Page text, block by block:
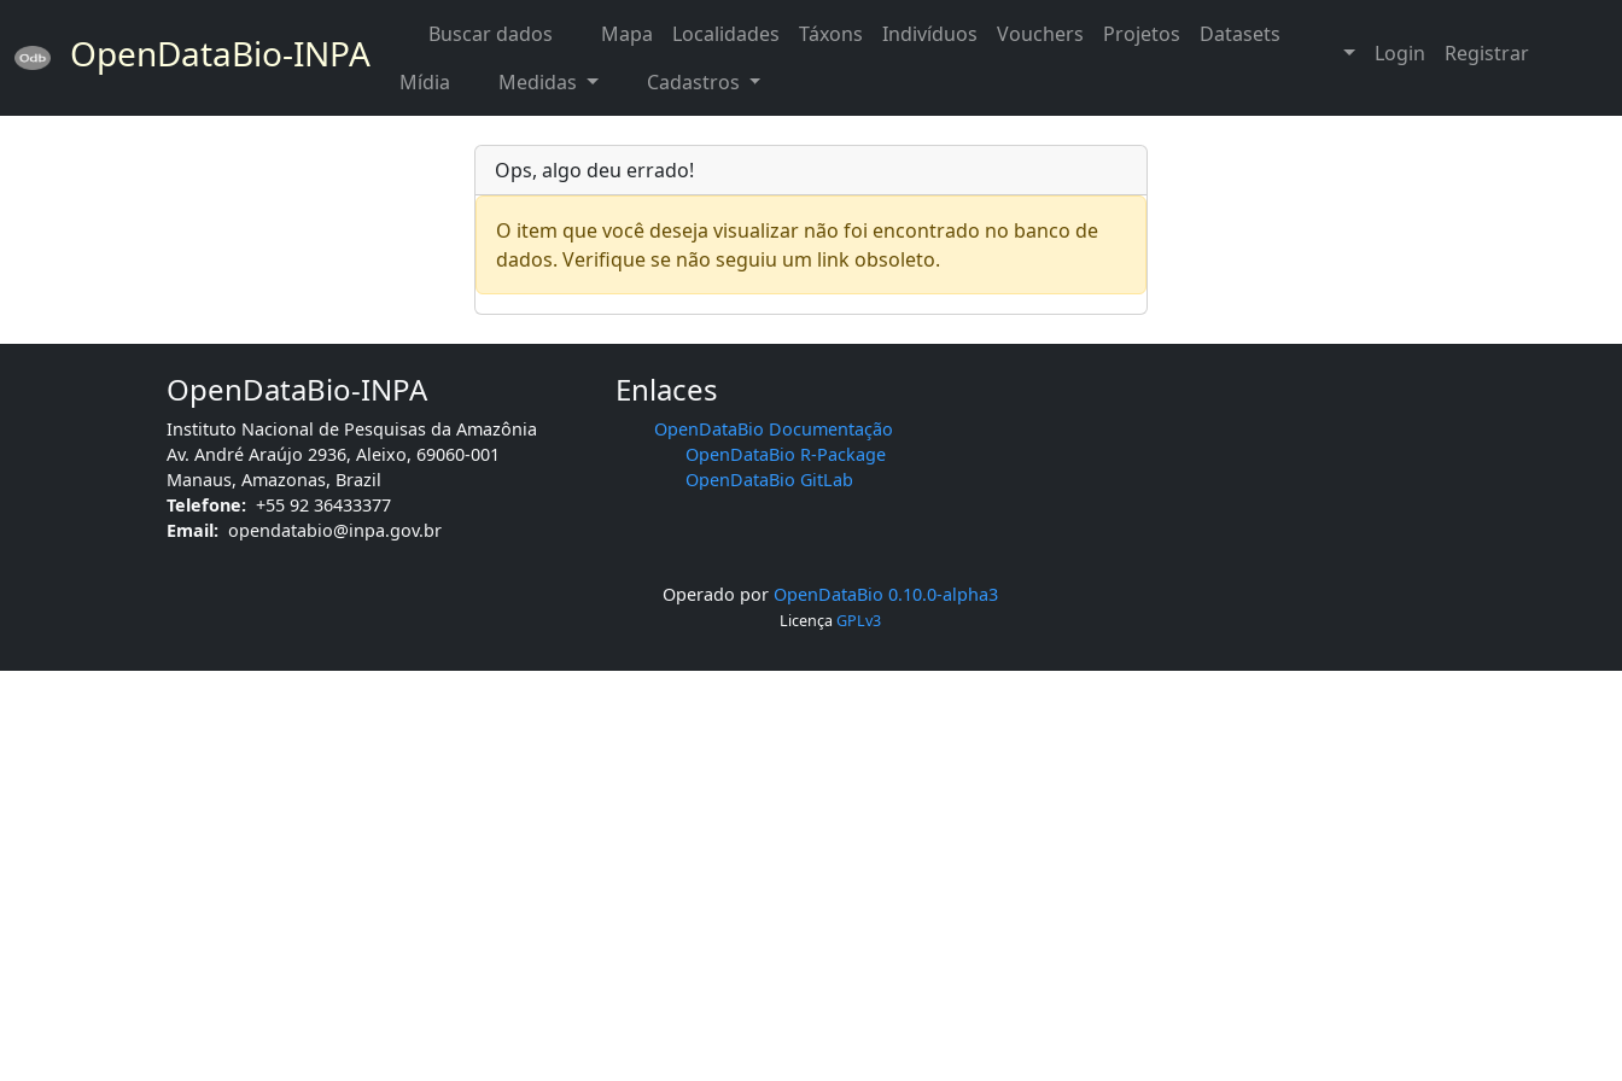
OpenDataBio-INPA Buscar dados Mapa Localidades Táxons Indivíduos Vouchers Projetos
Datasets
Mídia
Medidas Cadastros
Login Registrar
Ops, algo deu errado!
O item que você deseja visualizar não foi encontrado no banco de
dados. Verifique se não seguiu um link obsoleto.
OpenDataBio-INPA
Instituto Nacional de Pesquisas da Amazônia
Av. André Araújo 2936, Aleixo, 69060-001
Manaus, Amazonas, Brazil
Telefone: +55 92 36433377
Email: opendatabio@inpa.gov.br
Enlaces
OpenDataBio Documentação
OpenDataBio R-Package
OpenDataBio GitLab
Operado por OpenDataBio 0.10.0-alpha3
Licença GPLv3